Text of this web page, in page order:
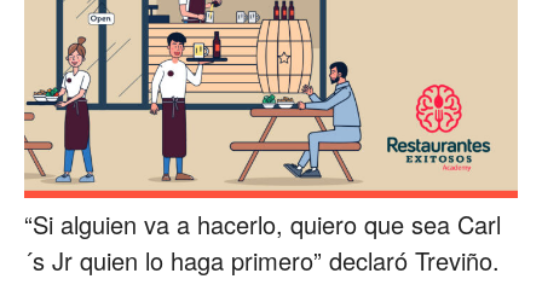
“Si alguien va a hacerlo, quiero que sea Carl
´s Jr quien lo haga primero” declaró Treviño.